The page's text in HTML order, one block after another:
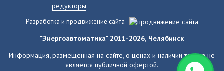
редукторы
Разработка и продвижение сайта
"Энергоавтоматика" 2011-2026, Челябинск
Информация, размещенная на сайте, о ценах и наличии товара не
является публичной офертой.